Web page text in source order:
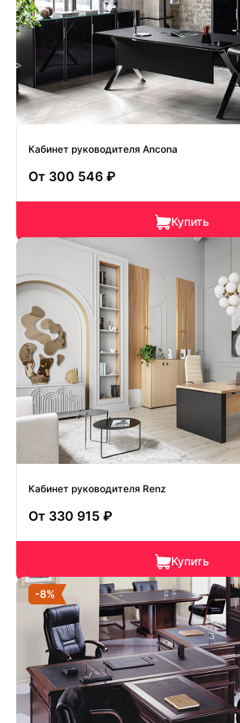
Кабинет руководителя Ancona
От 300 546 ₽
Купить
Кабинет руководителя Renz
От 330 915 ₽
Купить
-8%